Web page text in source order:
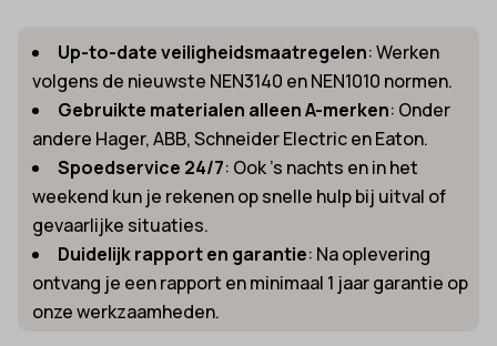
Up-to-date veiligheidsmaatregelen: Werken
volgens de nieuwste NEN3140 en NEN1010 normen.
Gebruikte materialen alleen A-merken: Onder
andere Hager, ABB, Schneider Electric en Eaton.
Spoedservice 24/7: Ook ’s nachts en in het
weekend kun je rekenen op snelle hulp bij uitval of
gevaarlijke situaties.
Duidelijk rapport en garantie: Na oplevering
ontvang je een rapport en minimaal 1 jaar garantie op
onze werkzaamheden.
cmplz_consent_status
cmplz_consented_services
cmplz_functional
cmplz_marketing
cmplz_statistics
CONSENT
analytics_cookies
cookies-state
mp_*_mixpanel
sajssdk_2015_cross_new_user
uc_user_interaction
door bezoekers over verschillende websites te volgen.
Details weergeven
_gcl_au
_gcl_aw
intercom-device-id-*
Andere diensten
Deze categorie omvat alle cookies, domeinen en services die niet
in de andere specifieke categorieën vallen of niet duidelijk zijn
gecategoriseerd.
Details weergeven
_dd_s
_deCookiesConsent